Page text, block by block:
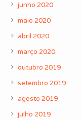
junho 2020
maio 2020
abril 2020
março 2020
outubro 2019
setembro 2019
agosto 2019
julho 2019